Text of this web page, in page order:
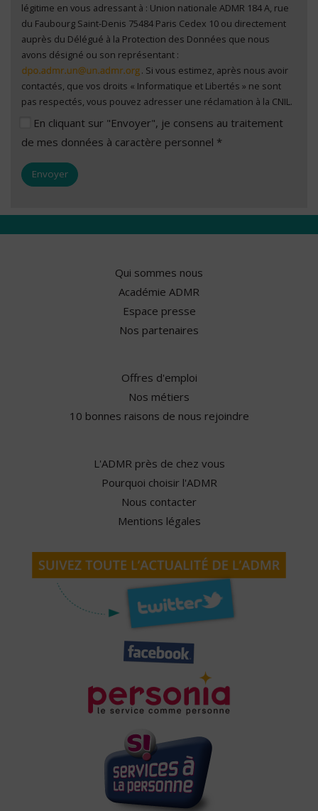
légitime en vous adressant à : Union nationale ADMR 184 A, rue
du Faubourg Saint-Denis 75484 Paris Cedex 10 ou directement
auprès du Délégué à la Protection des Données que nous
avons désigné ou son représentant :
. Si vous estimez, après nous avoir
contactés, que vos droits « Informatique et Libertés » ne sont
pas respectés, vous pouvez adresser une réclamation à la CNIL.
En cliquant sur "Envoyer", je consens au traitement
de mes données à caractère personnel *
Qui sommes nous
Académie ADMR
Espace presse
Nos partenaires
Offres d'emploi
Nos métiers
10 bonnes raisons de nous rejoindre
L'ADMR près de chez vous
Pourquoi choisir l'ADMR
Nous contacter
Mentions légales